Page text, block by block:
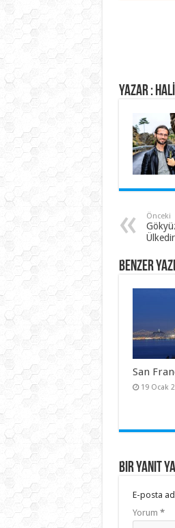
Yazar :
Önceki
Ülkedir
Benzer
San
19 Ocak
Bir yanıt
E-posta
Yorum *